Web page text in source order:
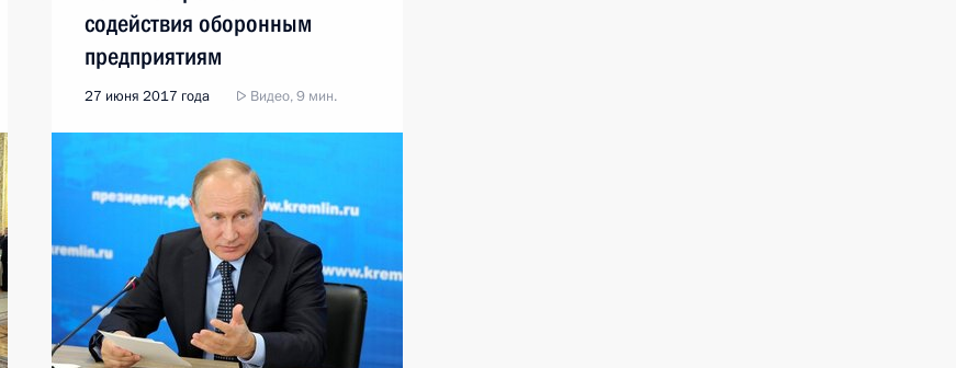
содействия оборонным
предприятиям
27 июня 2017 года Видео, 9 мин.